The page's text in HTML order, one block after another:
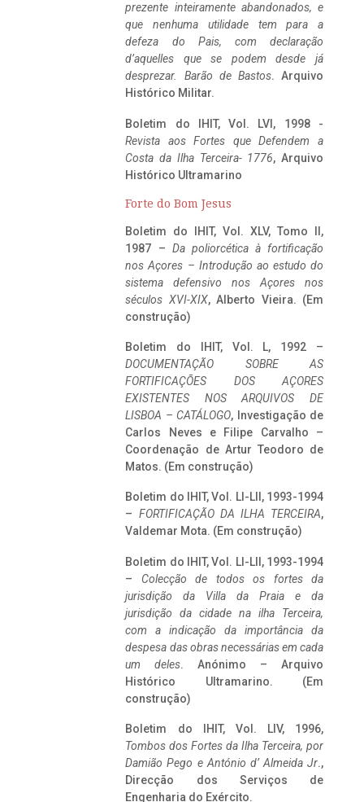
prezente inteiramente abandonados, e
que nenhuma utilidade tem para a
defeza do Pais, com declaração
d’aquelles que se podem desde já
desprezar. Barão de Bastos. Arquivo
Histórico Militar.
Boletim do IHIT, Vol. LVI, 1998 -
Revista aos Fortes que Defendem a
Costa da Ilha Terceira- 1776, Arquivo
Histórico Ultramarino
Forte do Bom Jesus
Boletim do IHIT, Vol. XLV, Tomo II,
1987 – Da poliorcética à fortificação
nos Açores – Introdução ao estudo do
sistema defensivo nos Açores nos
séculos XVI-XIX, Alberto Vieira. (Em
construção)
Boletim do IHIT, Vol. L, 1992 –
DOCUMENTAÇÃO SOBRE AS
FORTIFICAÇÕES DOS AÇORES
EXISTENTES NOS ARQUIVOS DE
LISBOA – CATÁLOGO, Investigação de
Carlos Neves e Filipe Carvalho –
Coordenação de Artur Teodoro de
Matos. (Em construção)
Boletim do IHIT, Vol. LI-LII, 1993-1994
– FORTIFICAÇÃO DA ILHA TERCEIRA,
Valdemar Mota. (Em construção)
Boletim do IHIT, Vol. LI-LII, 1993-1994
– Colecção de todos os fortes da
jurisdição da Villa da Praia e da
jurisdição da cidade na ilha Terceira,
com a indicação da importância da
despesa das obras necessárias em cada
um deles. Anónimo – Arquivo
Histórico Ultramarino. (Em
construção)
Boletim do IHIT, Vol. LIV, 1996,
Tombos dos Fortes da Ilha Terceira, por
Damião Pego e António d’ Almeida Jr.,
Direcção dos Serviços de
Engenharia do Exército.